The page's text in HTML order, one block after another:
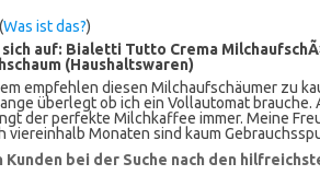
(Was ist das?)
auf: Bialetti Tutto Crema
(Haushaltswaren)
empfehlen diesen Milchaufschäumer zu
überlegt ob ich ein Vollautomat brauche.
der perfekte Milchkaffee immer. Meine
viereinhalb Monaten sind kaum
bei der Suche nach den